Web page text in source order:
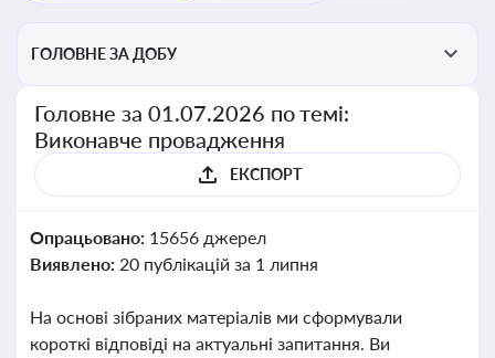
ГОЛОВНЕ ЗА ДОБУ
Головне за 01.07.2026 по темі:
Виконавче провадження
ЕКСПОРТ
Опрацьовано: 15656 джерел
Виявлено: 20 публікацій за 1 липня
На основі зібраних матеріалів ми сформували
короткі відповіді на актуальні запитання. Ви